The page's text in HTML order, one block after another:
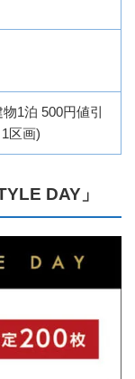
1泊 500円値引
区画)
DAY」